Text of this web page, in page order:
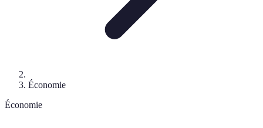
Économie
Économie